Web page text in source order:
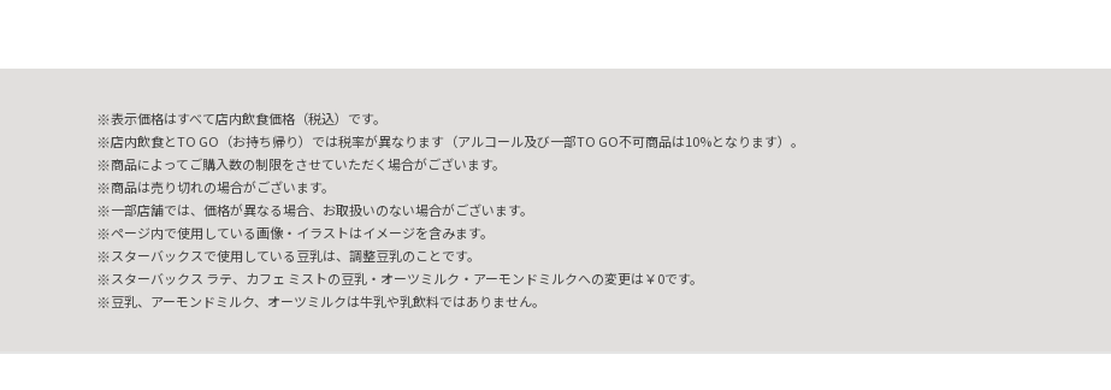
表示価格はすべて店内飲食価格（税込）です。
店内飲食とTO GO（お持ち帰り）では税率が異なります（アルコール及び一部TO GO不可商品は10%となります）。
商品によってご購入数の制限をさせていただく場合がございます。
商品は売り切れの場合がございます。
一部店舗では、価格が異なる場合、お取扱いのない場合がございます。
ページ内で使用している画像・イラストはイメージを含みます。
スターバックスで使用している豆乳は、調整豆乳のことです。
スターバックス ラテ、カフェ ミストの豆乳・オーツミルク・アーモンドミルクへの変更は￥0です。
豆乳、アーモンドミルク、オーツミルクは牛乳や乳飲料ではありません。